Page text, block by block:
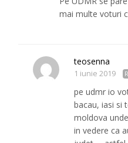
mai multe voturi
teosenna
1 iunie 2019
pe udmr io
bacau, iasi si
moldova
in vedere ca